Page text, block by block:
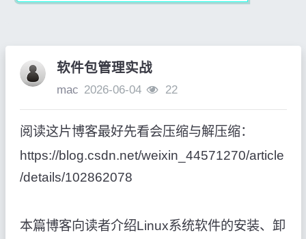
软件包管理实战
mac 2026-06-04 22
阅读这片博客最好先看会压缩与解压缩：
https://blog.csdn.net/weixin_44571270/article
/details/102862078
本篇博客向读者介绍Linux系统软件的安装、卸